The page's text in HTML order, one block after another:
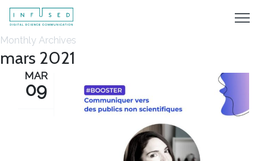
Monthly Archives
mars 2021
MAR
09